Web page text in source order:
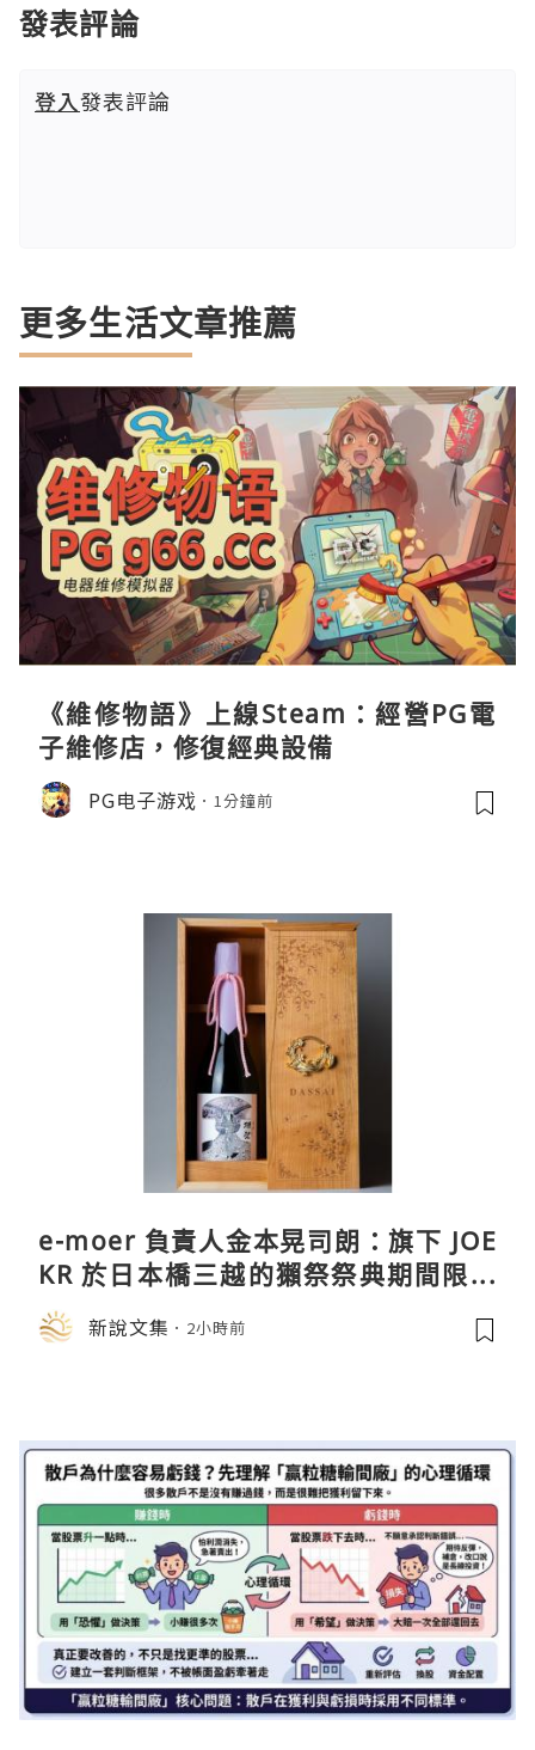
發表評論
登入發表評論
更多生活文章推薦
《維修物語》上線Steam：經營PG電
子維修店，修復經典設備
PG电子游戏 1分鐘前
e-moer 負責人金本晃司朗：旗下 JOE
KR 於日本橋三越的獺祭祭典期間限定
店中，與日伸貴金属的東京銀器工匠一
同參展新說文集 2小時前